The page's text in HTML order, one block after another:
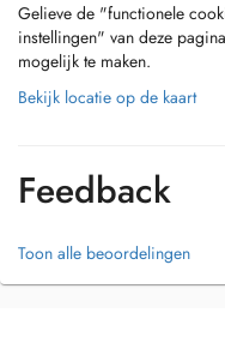
Gelieve de "functionele
instellingen" van deze
mogelijk te maken.
Bekijk locatie op de kaart
Feedback
Toon alle beoordelingen